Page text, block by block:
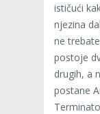
ističući
njezina
ne
postoje
drugih, a
postane